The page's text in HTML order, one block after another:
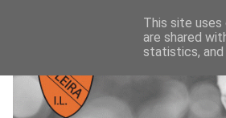
This site
are shared
statistics,